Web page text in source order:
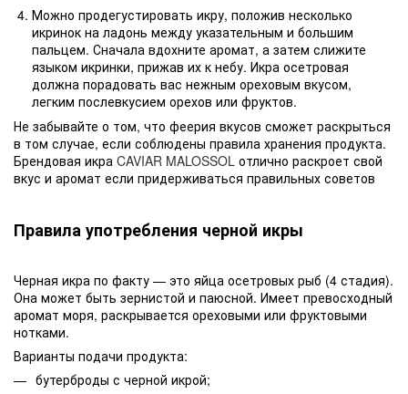
Можно продегустировать икру, положив несколько
икринок на ладонь между указательным и большим
пальцем. Сначала вдохните аромат, а затем слижите
языком икринки, прижав их к небу. Икра осетровая
должна порадовать вас нежным ореховым вкусом,
легким послевкусием орехов или фруктов.
Не забывайте о том, что феерия вкусов сможет раскрыться
в том случае, если соблюдены правила хранения продукта.
Брендовая икра CAVIAR MALOSSOL отлично раскроет свой
вкус и аромат если придерживаться правильных советов
Правила употребления черной икры
Черная икра по факту — это яйца осетровых рыб (4 стадия).
Она может быть зернистой и паюсной. Имеет превосходный
аромат моря, раскрывается ореховыми или фруктовыми
нотками.
Варианты подачи продукта:
бутерброды с черной икрой;